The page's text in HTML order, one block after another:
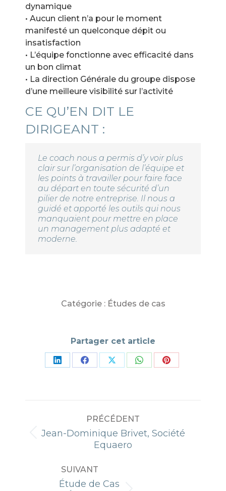
dynamique
• Aucun client n’a pour le moment
manifesté un quelconque dépit ou
insatisfaction
• L’équipe fonctionne avec efficacité dans
un bon climat
• La direction Générale du groupe dispose
d’une meilleure visibilité sur l’activité
CE QU’EN DIT LE
DIRIGEANT :
Le coach nous a permis d’y voir plus
clair sur l’organisation de l’équipe et
les points à travailler pour faire face
au départ en toute sécurité d’un
pilier de notre entreprise. Il nous a
guidé et apporté les outils qui nous
manquaient pour mettre en place
un management plus adapté et
moderne.
Catégorie : Études de cas
Partager cet article
PartagerPartagerPartagerPartagerPartager
ARTICLE
PRÉCÉDENT
Article
précédent
Jean-Dominique Brivet, Société
Equaero
SUIVANT
Étude de Cas